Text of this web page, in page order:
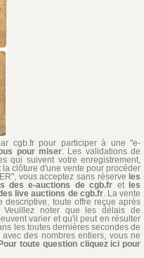
cgb.fr pour participer à une "e-
pour miser . Les validations de
qui suivent votre enregistrement,
clôture d'une vente pour procéder
vous acceptez sans réserve les
des e-auctions de cgb.fr et les
live auctions de cgb.fr. La vente
toute offre reçue après
noter que les délais de
varier et qu'il peut en résulter
les toutes dernières secondes de
des nombres entiers, vous ne
toute question cliquez ici pour